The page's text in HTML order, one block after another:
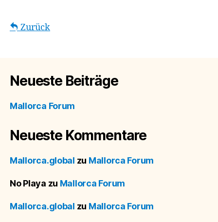
Zurück
Neueste Beiträge
Mallorca Forum
Neueste Kommentare
Mallorca.global zu Mallorca Forum
No Playa zu Mallorca Forum
Mallorca.global zu Mallorca Forum